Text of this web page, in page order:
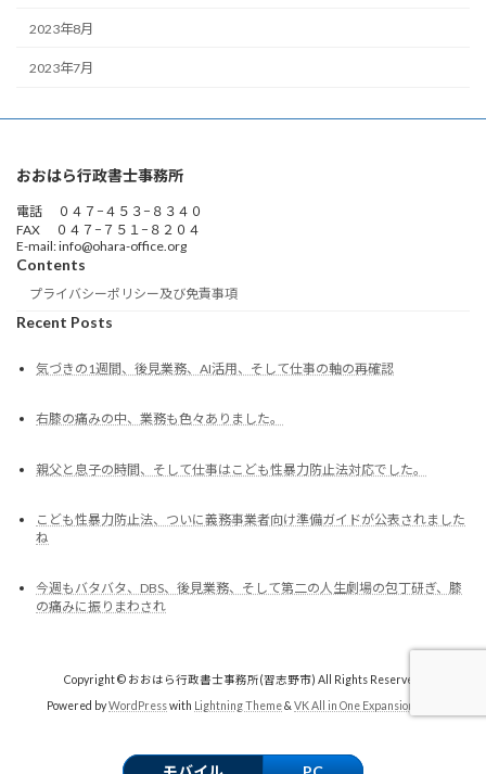
2023年8月
2023年7月
おおはら行政書士事務所
電話 ０４７−４５３−８３４０
FAX ０４７−７５１−８２０４
E-mail: info@ohara-office.org
Contents
プライバシーポリシー及び免責事項
Recent Posts
気づきの1週間、後見業務、AI活用、そして仕事の軸の再確認
右膝の痛みの中、業務も色々ありました。
親父と息子の時間、そして仕事はこども性暴力防止法対応でした。
こども性暴力防止法、ついに義務事業者向け準備ガイドが公表されました
ね
今週もバタバタ、DBS、後見業務、そして第二の人生劇場の包丁研ぎ、膝
の痛みに振りまわされ
Copyright © おおはら行政書士事務所(習志野市) All Rights Reserved.
Powered byWordPresswith Lightning Theme& VK All in One Expansion Unit